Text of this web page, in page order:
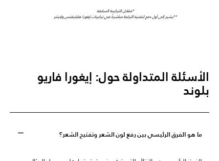
*مقابل التركيبة السابقة
**يشير إلى أول دمج لتقنية الترابط مباشرةً في تركيبات إيغورا هايليفتس ولايتنر
الأسئلة المتداولة حول: إيغورا فاريو
بلوند
ما هو الفرق الرئيسي بين رفع لون الشعر وتفتيح الشعر؟